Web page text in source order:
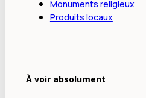
Monuments religieux
Produits locaux
À voir absolument